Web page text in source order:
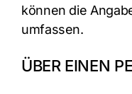
können die
umfassen.
ÜBER EINEN